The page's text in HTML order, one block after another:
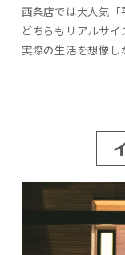
西条店では大人気「
どちらもリアルサ
実際の生活を想像